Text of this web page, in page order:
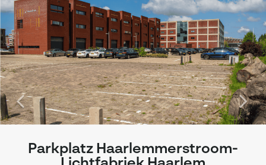
Parkplatz Haarlemmerstroom-